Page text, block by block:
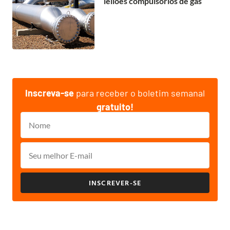
Inscreva-se para receber o boletim semanal
gratuito!
INSCREVER-SE